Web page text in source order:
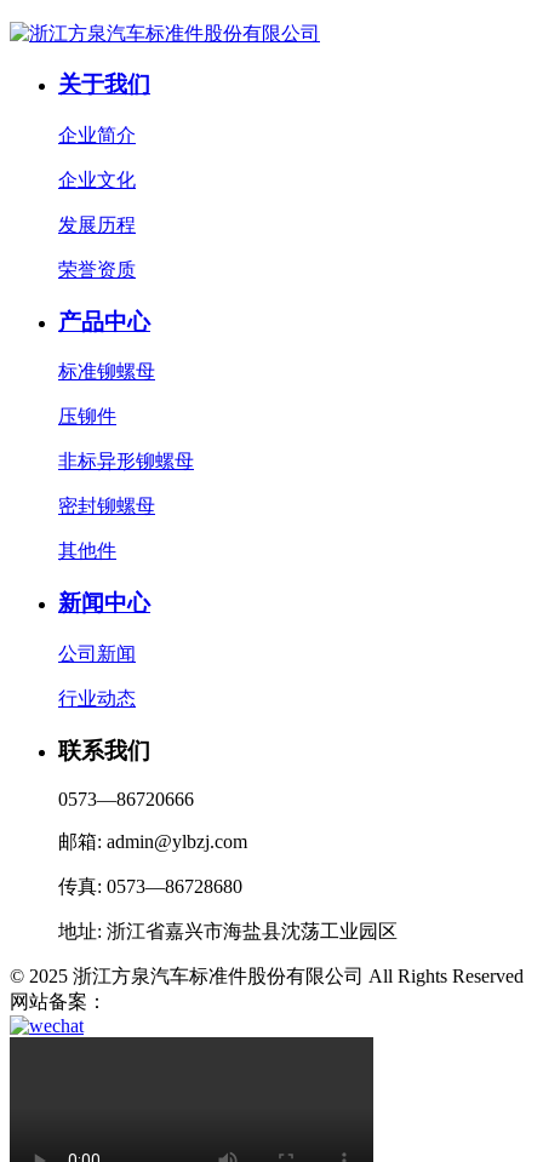
关于我们
企业简介
企业文化
发展历程
荣誉资质
产品中心
标准铆螺母
压铆件
非标异形铆螺母
密封铆螺母
其他件
新闻中心
公司新闻
行业动态
联系我们
0573—86720666
邮箱: admin@ylbzj.com
传真: 0573—86728680
地址: 浙江省嘉兴市海盐县沈荡工业园区
© 2025 浙江方泉汽车标准件股份有限公司 All Rights Reserved
网站备案：